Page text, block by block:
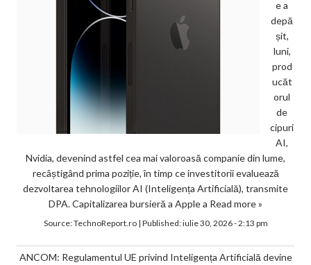
e a
depă
șit,
luni,
prod
ucăt
orul
de
cipuri
AI,
Nvidia, devenind astfel cea mai valoroasă companie din lume,
recâștigând prima poziție, în timp ce investitorii evaluează
dezvoltarea tehnologiilor AI (Inteligența Artificială), transmite
DPA. Capitalizarea bursieră a Apple a Read more »
Source:TechnoReport.ro| Published:iulie 30, 2026 - 2:13 pm
ANCOM: Regulamentul UE privind Inteligența Artificială devine